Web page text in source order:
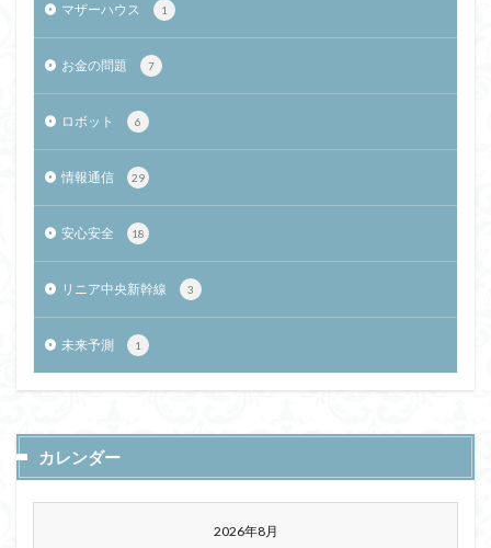
マザーハウス 1
お金の問題 7
ロボット 6
情報通信 29
安心安全 18
リニア中央新幹線 3
未来予測 1
カレンダー
2026年8月